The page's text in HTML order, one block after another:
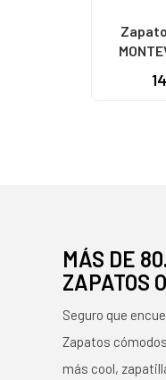
MÁS DE
ZAPATOS
Seguro que
Zapatos
más cool,